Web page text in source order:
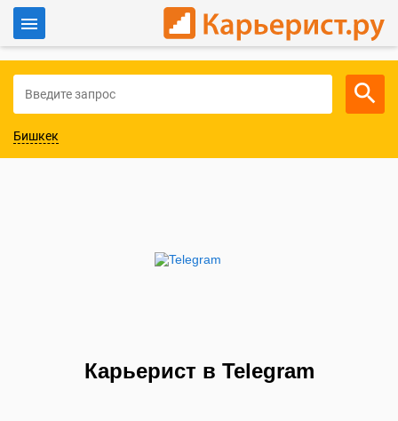
Для работодателей
Бишкек
Карьерист в Telegram